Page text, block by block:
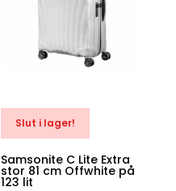
Slut i lager!
Samsonite C Lite Extra
stor 81 cm Offwhite på
123 lit